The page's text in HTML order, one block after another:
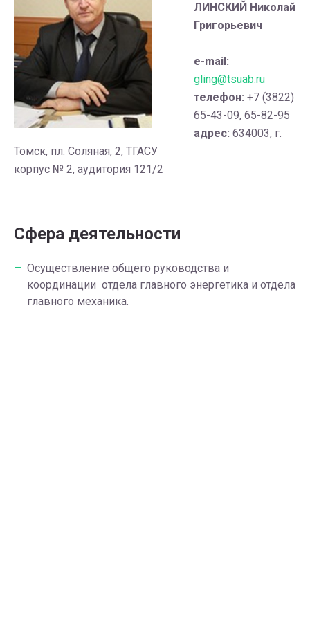
ЛИНСКИЙ Николай
Григорьевич
e-mail:
gling@tsuab.ru
телефон: +7 (3822)
65-43-09, 65-82-95
адрес: 634003, г.
Томск, пл. Соляная, 2, ТГАСУ
корпус № 2, аудитория 121/2
Сфера деятельности
Осуществление общего руководства и
координации отдела главного энергетика и отдела
главного механика.